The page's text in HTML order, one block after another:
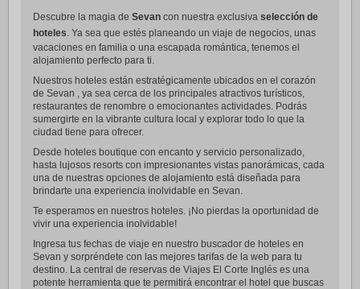
Descubre la magia de Sevan con nuestra exclusiva selección de
hoteles. Ya sea que estés planeando un viaje de negocios, unas
vacaciones en familia o una escapada romántica, tenemos el
alojamiento perfecto para ti.
Nuestros hoteles están estratégicamente ubicados en el corazón
de Sevan , ya sea cerca de los principales atractivos turísticos,
restaurantes de renombre o emocionantes actividades. Podrás
sumergirte en la vibrante cultura local y explorar todo lo que la
ciudad tiene para ofrecer.
Desde hoteles boutique con encanto y servicio personalizado,
hasta lujosos resorts con impresionantes vistas panorámicas, cada
una de nuestras opciones de alojamiento está diseñada para
brindarte una experiencia inolvidable en Sevan.
Te esperamos en nuestros hoteles. ¡No pierdas la oportunidad de
vivir una experiencia inolvidable!
Ingresa tus fechas de viaje en nuestro buscador de hoteles en
Sevan y sorpréndete con las mejores tarifas de la web para tu
destino. La central de reservas de Viajes El Corte Inglés es una
potente herramienta que te permitirá encontrar el hotel que buscas